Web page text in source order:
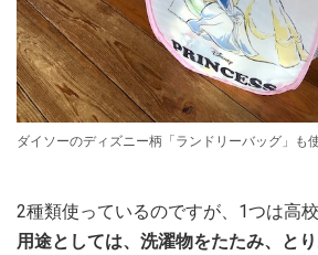
ダイソーのディズニー柄「ランドリーバッグ」も
2種類使っているのですが、1つは高校
用途としては、洗濯物をたたみ、と